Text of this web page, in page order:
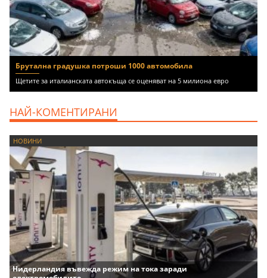
Брутална градушка потроши 1000 автомобила
Щетите за италианската автокъща се оценяват на 5 милиона евро
НАЙ-КОМЕНТИРАНИ
НОВИНИ
Нидерландия въвежда режим на тока заради